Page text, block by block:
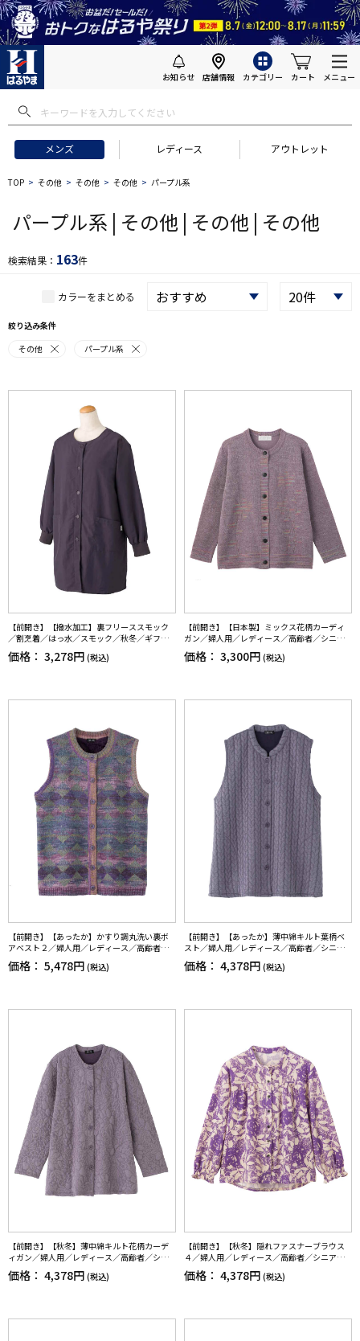
お知らせ 店舗情報 カテゴリー カート メニュー
メンズ レディース アウトレット
フトにおすすめ #セットアップ スーツ
TOP その他 その他 その他 パープル系
パープル系 | その他 | その他 | その他
検索結果： 163件
カラーをまとめる
絞り込み条件
その他
パープル系
【前開き】【撥水加工】裏フリーススモック
／割烹着／はっ水／スモック／秋冬／ギフト
／プレゼント【CF】
価格： 3,278円 (税込)
【前開き】【日本製】ミックス花柄カーディ
ガン／婦人用／レディース／高齢者／シニア
／名前記入欄付／大きめボタン／身幅ゆった
り／ギフト／プレゼント【CF】
価格： 3,300円 (税込)
【前開き】【あったか】かすり調丸洗い裏ボ
アベスト２／婦人用／レディース／高齢者／
シニア／重ね着／おしゃれ／洗濯機OK／名前
記入欄付／ゆったり／プレゼント／ギフト【C
価格： 5,478円 (税込)
【前開き】【あったか】薄中綿キルト葉柄ベ
スト／婦人用／レディース／高齢者／シニア
／秋冬／洗濯OK／自宅で洗える／名前記入欄
付／両脇ポケット／お出かけ／ギフト【CF】
価格： 4,378円 (税込)
【前開き】【秋冬】薄中綿キルト花柄カーデ
ィガン／婦人用／レディース／高齢者／シニ
ア／羽織／洗濯機OK／自宅で洗える／名前記
入欄付／両脇ポケット／ゆったり／のびのび
価格： 4,378円 (税込)
【前開き】【秋冬】隠れファスナーブラウス
４／婦人用／レディース／高齢者／シニア／
後ろ長め／名前記入欄付／お出かけ／プレゼ
ント／ギフト【CF】
価格： 4,378円 (税込)